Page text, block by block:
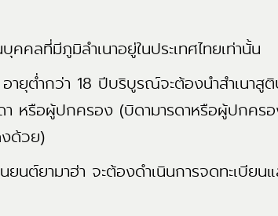
คคลที่มีภูมิลำเนาอยู่ในประเทศไทยเท่านั้น
ายุต่ำกว่า 18 ปีบริบูรณ์จะต้องนำสำเนา
หรือผู้ปกครอง (บิดามารดาหรือผู้ปกครอ
ด้วย)
ยนต์ยามาฮ่า จะต้องดำเนินการจดทะเบีย